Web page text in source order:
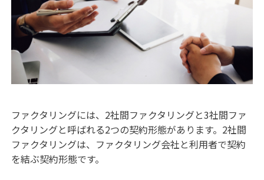
ファクタリングには、2社間ファクタリングと3社間ファ
クタリングと呼ばれる2つの契約形態があります。2社間
ファクタリングは、ファクタリング会社と利用者で契約
を結ぶ契約形態です。